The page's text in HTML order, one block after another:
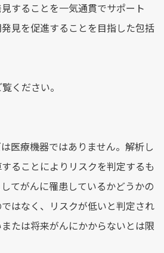
することを一気通貫でサポート
見を促進することを目指した包括
ください。
医療機器ではありません。解析し
ることによりリスクを判定するも
てがんに罹患しているかどうかの
ではなく、リスクが低いと判定され
たは将来がんにかからないとは限